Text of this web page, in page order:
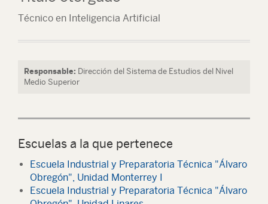
Técnico en Inteligencia Artificial
Responsable: Dirección del Sistema de Estudios del Nivel
Medio Superior
Escuelas a la que pertenece
Escuela Industrial y Preparatoria Técnica "Álvaro
Obregón", Unidad Monterrey I
Escuela Industrial y Preparatoria Técnica "Álvaro